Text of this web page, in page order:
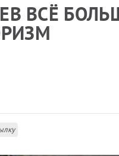
ВСЁ